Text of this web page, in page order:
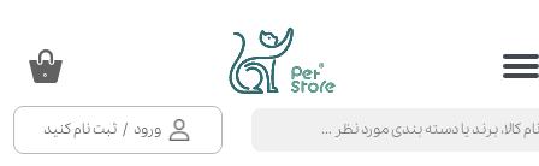
ورود / ثبت نام کنید
حساب کاربری من
۰